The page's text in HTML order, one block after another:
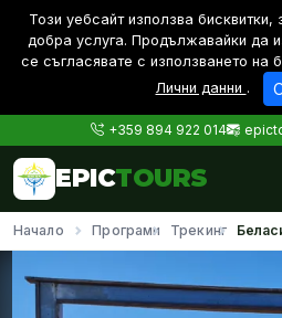
Този уебсайт използва
дoбра услуга. Продължавайки да
се съгласявате с използването на
Лични данни .
+359 894 922 014
EPICTOURS
Начало Програми Трекинг